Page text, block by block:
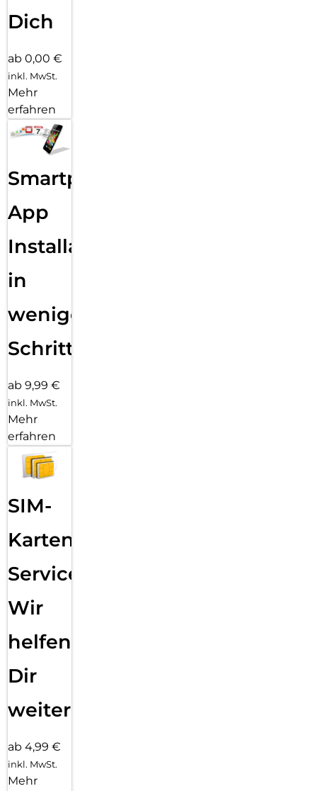
Dich
ab 0,00 €
inkl. MwSt.
Mehr
erfahren
Smartphone
App
Installation
in
wenigen
Schritten
ab 9,99 €
inkl. MwSt.
Mehr
erfahren
SIM-
Karten
Service:
Wir
helfen
Dir
weiter
ab 4,99 €
inkl. MwSt.
Mehr